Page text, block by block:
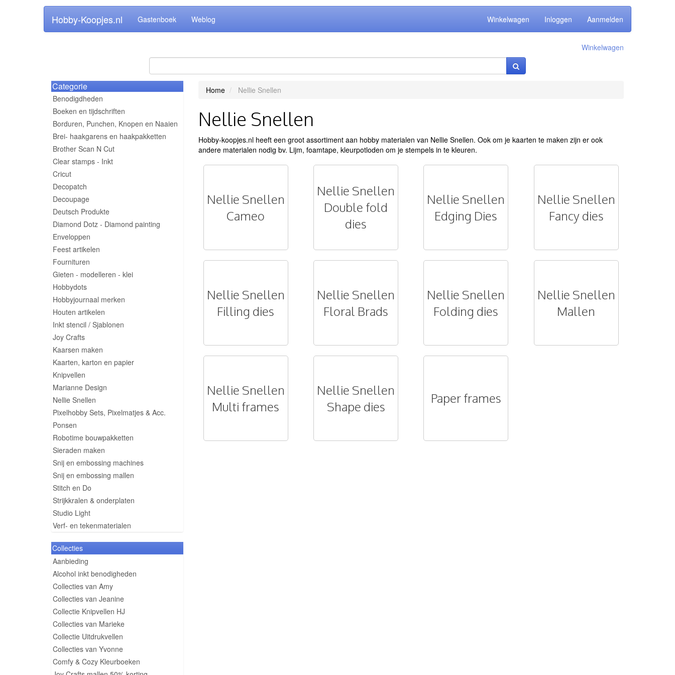
Hobby-Koopjes.nl Gastenboek Weblog Winkelwagen Inloggen Aanmelden
Winkelwagen
Categorie
Benodigdheden
Boeken en tijdschriften
Borduren, Punchen, Knopen en Naaien
Brei- haakgarens en haakpakketten
Brother Scan N Cut
Clear stamps - Inkt
Cricut
Decopatch
Decoupage
Deutsch Produkte
Diamond Dotz - Diamond painting
Enveloppen
Feest artikelen
Fournituren
Gieten - modelleren - klei
Hobbydots
Hobbyjournaal merken
Houten artikelen
Inkt stencil / Sjablonen
Joy Crafts
Kaarsen maken
Kaarten, karton en papier
Knipvellen
Marianne Design
Nellie Snellen
Pixelhobby Sets, Pixelmatjes & Acc.
Ponsen
Robotime bouwpakketten
Sieraden maken
Snij en embossing machines
Snij en embossing mallen
Stitch en Do
Strijkkralen & onderplaten
Studio Light
Verf- en tekenmaterialen
Collecties
Aanbieding
Alcohol inkt benodigheden
Collecties van Amy
Collecties van Jeanine
Collectie Knipvellen HJ
Collecties van Marieke
Collectie Uitdrukvellen
Collecties van Yvonne
Comfy & Cozy Kleurboeken
Home Nellie Snellen
Nellie Snellen
Hobby-koopjes.nl heeft een groot assortiment aan hobby materialen van Nellie Snellen. Ook om je kaarten te maken zijn er ook
andere materialen nodig bv. Lijm, foamtape, kleurpotloden om je stempels in te kleuren.
Nellie Snellen
Cameo
Nellie Snellen
Double fold
dies
Nellie Snellen
Edging Dies
Nellie Snellen
Fancy dies
Nellie Snellen
Filling dies
Nellie Snellen
Floral Brads
Nellie Snellen
Folding dies
Nellie Snellen
Mallen
Nellie Snellen
Multi frames
Nellie Snellen
Shape dies
Paper frames